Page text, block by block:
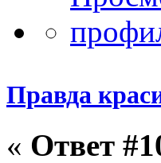
Правда
« Ответ